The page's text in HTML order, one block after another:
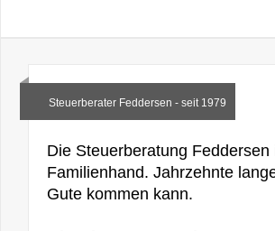
Steuerberater Feddersen - seit 1979
Die Steuerberatung
Familienhand. Jahrzehnte
Gute kommen kann.